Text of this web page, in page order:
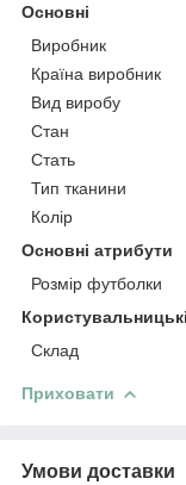
Основні
Виробник
Країна виробник
Вид виробу
Стан
Стать
Тип тканини
Колір
Основні атрибути
Розмір футболки
Склад
Приховати
Умови доставки